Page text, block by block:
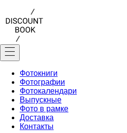
Фотокниги
Фотографии
Фотокалендари
Выпускные
Фото в рамке
Доставка
Контакты